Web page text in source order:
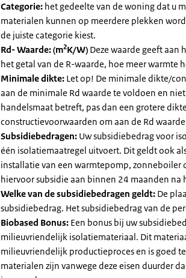
Categorie: het gedeelte van de woning dat u
materialen kunnen op meerdere plekken
de juiste categorie kiest.
Rd- Waarde: (m2K/W) Deze waarde geeft aan
het getal van de R-waarde, hoe meer warmte
Minimale dikte: Let op! De minimale dikte/
aan de minimale Rd waarde te voldoen en
handelsmaat betreft, pas dan een grotere
constructievoorwaarden om aan de Rd
Subsidiebedragen: Uw subsidiebedrag voor
één isolatiemaatregel uitvoert. Dit geldt ook
installatie van een warmtepomp, zonneboiler
hiervoor subsidie aan binnen 24 maanden na
Welke van de subsidiebedragen geldt: De
subsidiebedrag. Het subsidiebedrag van de
Biobased Bonus: Een bonus bij uw
milieuvriendelijk isolatiemateriaal. Dit
milieuvriendelijk productieproces en is goed
materialen zijn vanwege deze eisen duurder